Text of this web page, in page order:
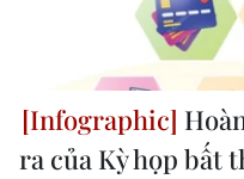
ra của Kỳ họp bất